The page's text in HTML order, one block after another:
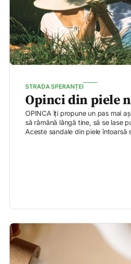
STRADA SPERANȚEI
Opinci din piele
OPINCA îți propune un pas mai
să rămână lângă tine, să se lase
Aceste sandale din piele întoarsă